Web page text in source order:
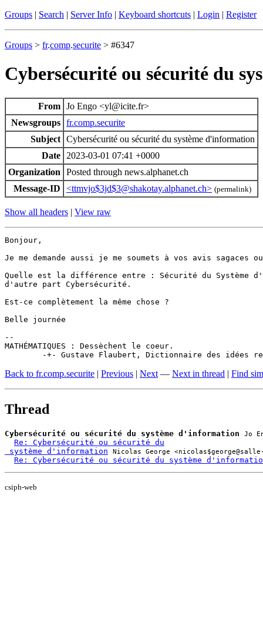
Groups | Search | Server Info | Keyboard shortcuts | Login | Register
Groups > fr.comp.securite > #6347
Cybersécurité ou sécurité du
From Jo Engo <yl@icite.fr>
Newsgroups fr.comp.securite
Subject Cybersécurité ou sécurité du système d'information
Date
2023-03-01 07:41 +0000
Organization
Posted through news.alphanet.ch
Message-ID
<ttmvjo$3jd$3@shakotay.alphanet.ch> (permalink)
Show all headers | View raw
Bonjour,
Je me demande aussi je me soumets à vos avis sagaces
Quelle est la différence entre : Sécurité du Système
d'autre part Cybersécurité.
Est-ce complètement la même chose ?
Belle journée
--
MATHÉMATIQUES : Dessèchent le coeur.
-+- Gustave Flaubert, Dictionnaire des idées
Back to fr.comp.securite | Previous | Next — Next in thread | Find
Thread
Cybersécurité ou sécurité du système d'information Jo
Re: Cybersécurité ou sécurité du
système d'information
Nicolas George
Re: Cybersécurité ou sécurité du système
csiph-web